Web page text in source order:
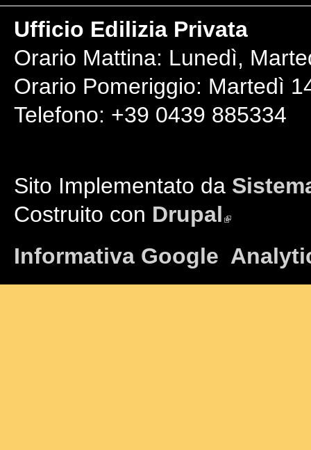
Ufficio Edilizia Privata
Orario Mattina: Lunedì,
Orario Pomeriggio: Martedì
Telefono: +39 0439 885334
Sito Implementato da
Costruito con Drupal
Informativa Google